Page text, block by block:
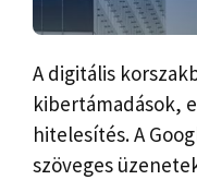
A digitális
kibertámadások,
hitelesítés. A
szöveges